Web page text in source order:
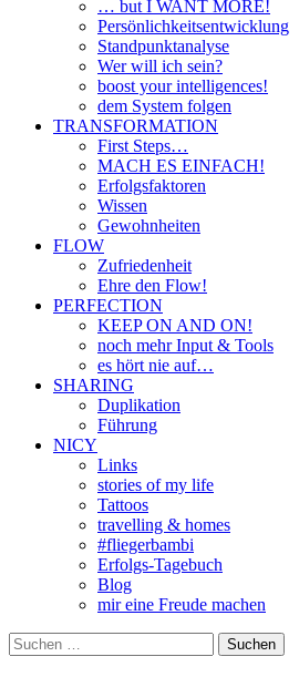
… but I WANT MORE!
Persönlichkeitsentwicklung
Standpunktanalyse
Wer will ich sein?
boost your intelligences!
dem System folgen
TRANSFORMATION
First Steps…
MACH ES EINFACH!
Erfolgsfaktoren
Wissen
Gewohnheiten
FLOW
Zufriedenheit
Ehre den Flow!
PERFECTION
KEEP ON AND ON!
noch mehr Input & Tools
es hört nie auf…
SHARING
Duplikation
Führung
NICY
Links
stories of my life
Tattoos
travelling & homes
#fliegerbambi
Erfolgs-Tagebuch
Blog
mir eine Freude machen
Suchen
nach: